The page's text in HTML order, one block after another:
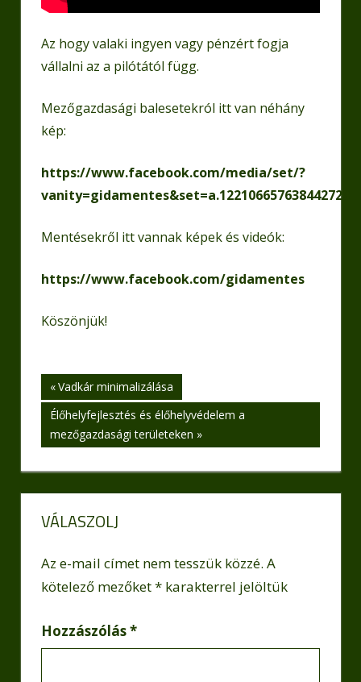
Az hogy valaki ingyen vagy pénzért fogja
vállalni az a pilótától függ.
Mezőgazdasági balesetekról itt van néhány
kép:
https://www.facebook.com/media/set/?
vanity=gidamentes&set=a.122106657638442723
Mentésekről itt vannak képek és videók:
https://www.facebook.com/gidamentes
Köszönjük!
Bejegyzés
navigáció
Previous
Post:
Vadkár minimalizálása
Next
Post:
Élőhelyfejlesztés és élőhelyvédelem a
mezőgazdasági területeken
VÁLASZOLJ
Az e-mail címet nem tesszük közzé. A
kötelező mezőket* karakterrel jelöltük
Hozzászólás*